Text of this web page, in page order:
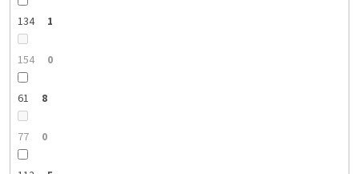
134 1
154 0
61 8
77 0